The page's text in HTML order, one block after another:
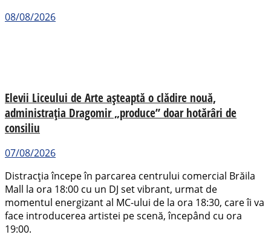
08/08/2026
Elevii Liceului de Arte așteaptă o clădire nouă,
administrația Dragomir „produce” doar hotărâri de
consiliu
07/08/2026
Distracția începe în parcarea centrului comercial Brăila
Mall la ora 18:00 cu un DJ set vibrant, urmat de
momentul energizant al MC-ului de la ora 18:30, care îi va
face introducerea artistei pe scenă, începând cu ora
19:00.